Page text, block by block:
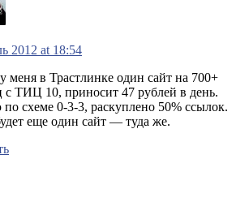
2012 at 18:54
меня в Трастлинке один сайт на 700+
с ТИЦ 10, приносит 47 рублей в день.
схеме 0-3-3, раскуплено 50% ссылок.
еще один сайт — туда же.